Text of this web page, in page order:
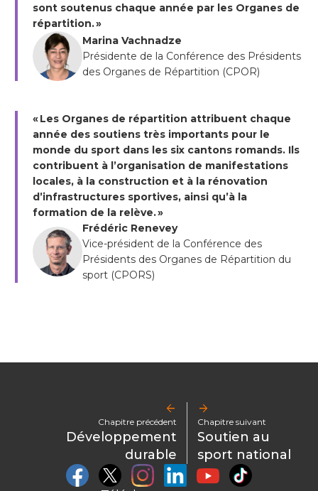
sont soutenus chaque année par les Organes de
répartition. »
Marina Vachnadze
Présidente de la Conférence des Présidents
des Organes de Répartition (CPOR)
« Les Organes de répartition attribuent chaque
année des soutiens très importants pour le
monde du sport dans les six cantons romands. Ils
contribuent à l’organisation de manifestations
locales, à la construction et à la rénovation
d’infrastructures sportives, ainsi qu’à la
formation de la relève. »
Frédéric Renevey
Vice-président de la Conférence des
Présidents des Organes de Répartition du
sport (CPORS)
arrow_back
Chapitre précédent
Développement
durable
arrow_forward
Chapitre suivant
Soutien au
sport national